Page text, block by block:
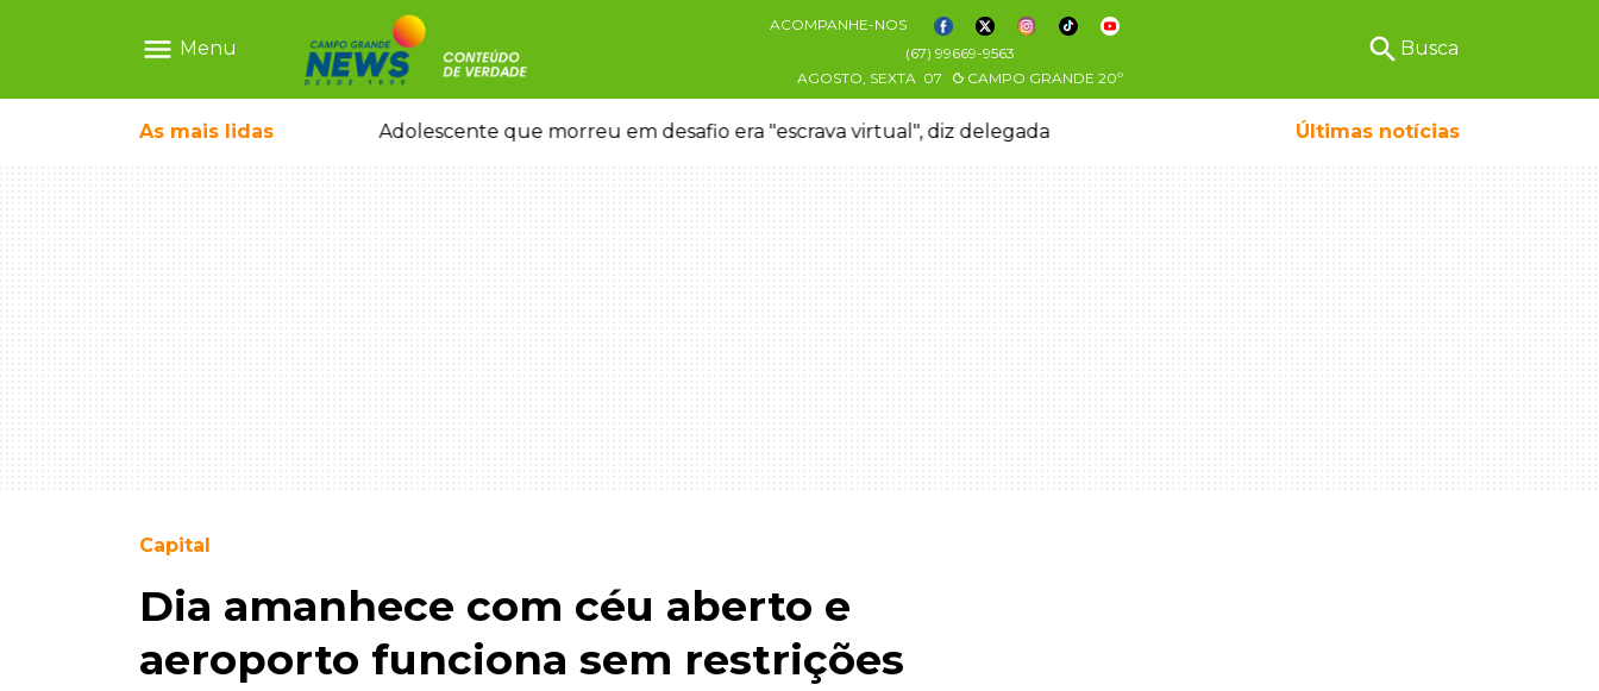
menu Menu
ACOMPANHE-NOS
(67) 99669-9563
AGOSTO, SEXTA 07 CAMPO GRANDE 20º
search Busca
As mais lidas
em caminhão estacionado Adolescente que morreu em desafio era "escrava virtual", diz delegada Últimas notícias
Capital
Dia amanhece com céu aberto e
aeroporto funciona sem restrições